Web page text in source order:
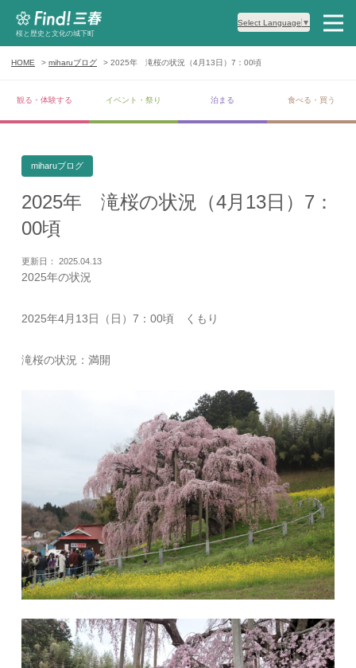
桜と歴史と文化の城下町
Select Language ▼
HOME miharuブログ 2025年 滝桜の状況（4月13日）7：00頃
観る・体験する イベント・祭り 泊まる 食べる・買う
miharuブログ
2025年 滝桜の状況（4月13日）7：
00頃
更新日： 2025.04.13
2025年の状況
2025年4月13日（日）7：00頃 くもり
滝桜の状況：満開